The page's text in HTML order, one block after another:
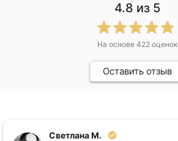
4.8 из 5
На основе 422оценок
Оставить отзыв
Светлана М.